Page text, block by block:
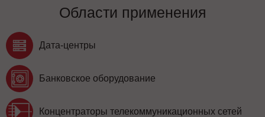
Области применения
Дата-центры
Банковское оборудование
Концентраторы телекоммуникационных сетей